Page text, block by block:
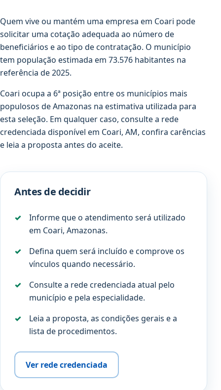
Quem vive ou mantém uma empresa em Coari pode
solicitar uma cotação adequada ao número de
beneficiários e ao tipo de contratação. O município
tem população estimada em 73.576 habitantes na
referência de 2025.
Coari ocupa a 6ª posição entre os municípios mais
populosos de Amazonas na estimativa utilizada para
esta seleção. Em qualquer caso, consulte a rede
credenciada disponível em Coari, AM, confira carências
e leia a proposta antes do aceite.
Antes de decidir
Informe que o atendimento será utilizado
em Coari, Amazonas.
Defina quem será incluído e comprove os
vínculos quando necessário.
Consulte a rede credenciada atual pelo
município e pela especialidade.
Leia a proposta, as condições gerais e a
lista de procedimentos.
Ver rede credenciada